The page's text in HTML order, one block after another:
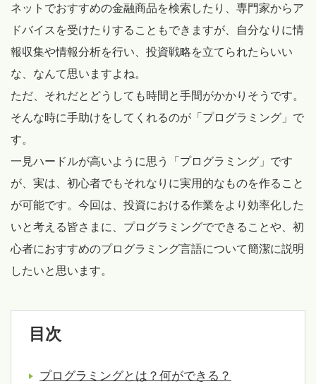
ネットでおすすめの金融商品を検索したり、専門家からア
ドバイスを受けたりすることもできますが、自分なりに情
報収集や情報分析を行い、投資戦略を立てられたらいい
な、なんて思いますよね。
ただ、それだとどうしても時間と手間がかかりそうです。
そんな時に手助けをしてくれるのが「プログラミング」で
す。
一見ハードルが高いように思う「プログラミング」です
が、実は、初心者でもそれなりに実用的なものを作ること
が可能です。今回は、投資における作業をより効率化した
いと考える皆さまに、プログラミングでできることや、初
心者におすすめのプログラミング言語について簡潔に説明
したいと思います。
目次
プログラミングとは？何ができる？